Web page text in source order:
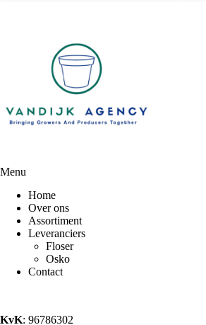
Menu
Home
Over ons
Assortiment
Leveranciers
Floser
Osko
Contact
KvK: 96786302